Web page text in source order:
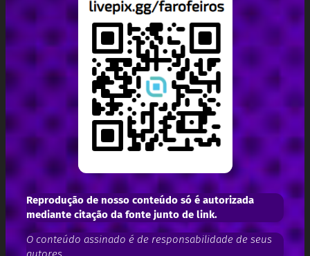
Reprodução de nosso conteúdo só é autorizada
mediante citação da fonte junto de link.
O conteúdo assinado é de responsabilidade de seus